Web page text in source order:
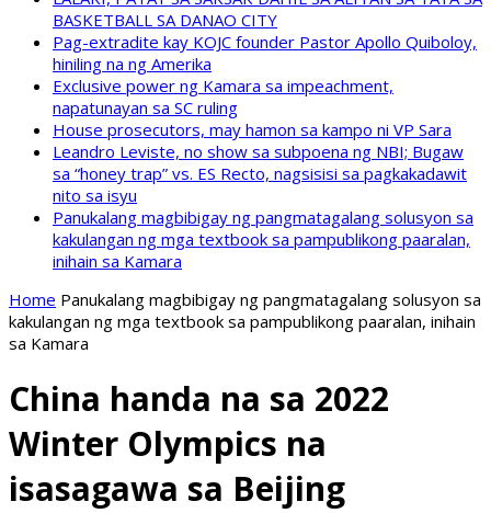
BASKETBALL SA DANAO CITY
Pag-extradite kay KOJC founder Pastor Apollo Quiboloy,
hiniling na ng Amerika
Exclusive power ng Kamara sa impeachment,
napatunayan sa SC ruling
House prosecutors, may hamon sa kampo ni VP Sara
Leandro Leviste, no show sa subpoena ng NBI; Bugaw
sa “honey trap” vs. ES Recto, nagsisisi sa pagkakadawit
nito sa isyu
Panukalang magbibigay ng pangmatagalang solusyon sa
kakulangan ng mga textbook sa pampublikong paaralan,
inihain sa Kamara
Home Panukalang magbibigay ng pangmatagalang solusyon sa
kakulangan ng mga textbook sa pampublikong paaralan, inihain
sa Kamara
China handa na sa 2022
Winter Olympics na
isasagawa sa Beijing